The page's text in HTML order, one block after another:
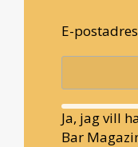
E-
Ja, jag vill
Bar